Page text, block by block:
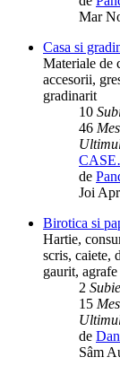
Mar
Casa si
Materiale de
accesorii,
gradinarit
10
46
de
Joi
Birotica si
Hartie,
scris, caiete,
gaurit, agrafe
2
15
de
Sâm